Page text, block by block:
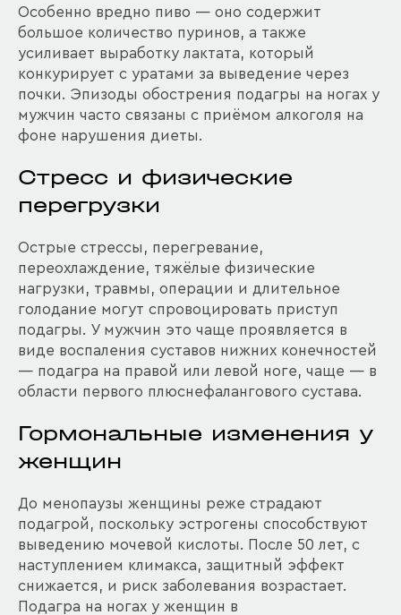
Особенно вредно пиво — оно содержит
большое количество пуринов, а также
усиливает выработку лактата, который
конкурирует с уратами за выведение через
почки. Эпизоды обострения подагры на ногах у
мужчин часто связаны с приёмом алкоголя на
фоне нарушения диеты.
Стресс и физические
перегрузки
Острые стрессы, перегревание,
переохлаждение, тяжёлые физические
нагрузки, травмы, операции и длительное
голодание могут спровоцировать приступ
подагры. У мужчин это чаще проявляется в
виде воспаления суставов нижних конечностей
— подагра на правой или левой ноге, чаще — в
области первого плюснефалангового сустава.
Гормональные изменения у
женщин
До менопаузы женщины реже страдают
подагрой, поскольку эстрогены способствуют
выведению мочевой кислоты. После 50 лет, с
наступлением климакса, защитный эффект
снижается, и риск заболевания возрастает.
Подагра на ногах у женщин в